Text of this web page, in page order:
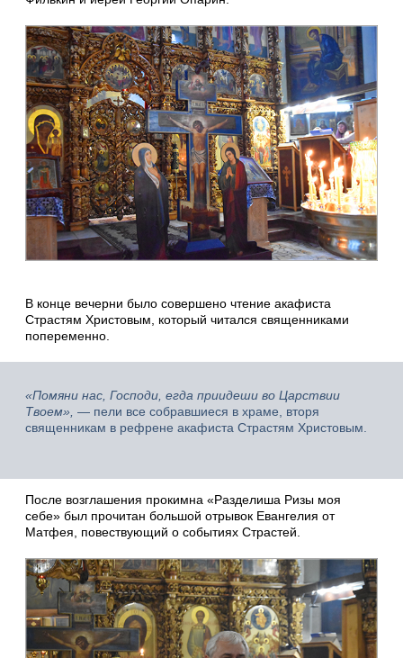
В конце вечерни было совершено чтение акафиста
Страстям Христовым, который читался священниками
попеременно.
«Помяни нас, Господи, егда приидеши во Царствии
Твоем», — пели все собравшиеся в храме, вторя
священникам в рефрене акафиста Страстям Христовым.
После возглашения прокимна «Разделиша Ризы моя
себе» был прочитан большой отрывок Евангелия от
Матфея, повествующий о событиях Страстей.